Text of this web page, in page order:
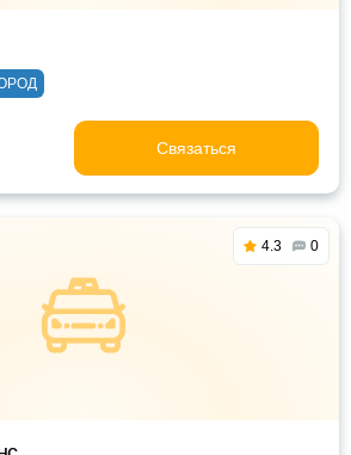
Связаться
4.3 0